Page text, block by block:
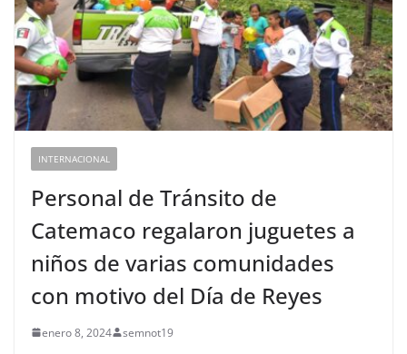
INTERNACIONAL
Personal de Tránsito de
Catemaco regalaron juguetes a
niños de varias comunidades
con motivo del Día de Reyes
enero 8, 2024 semnot19